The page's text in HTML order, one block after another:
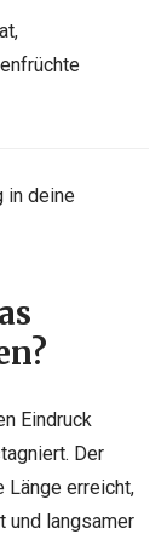
in deine
Eindruck
Der
Länge erreicht,
und langsamer